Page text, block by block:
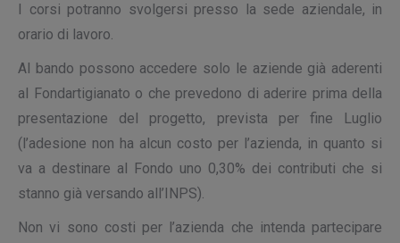
I corsi potranno svolgersi presso la sede aziendale, in
orario di lavoro.
Al bando possono accedere solo le aziende già aderenti
al Fondartigianato o che prevedono di aderire prima della
presentazione del progetto, prevista per fine Luglio
(l’adesione non ha alcun costo per l’azienda, in quanto si
va a destinare al Fondo uno 0,30% dei contributi che si
stanno già versando all’INPS).
Non vi sono costi per l’azienda che intenda partecipare